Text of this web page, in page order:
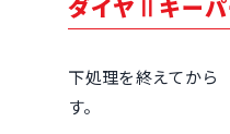
ダイヤⅡキー
下処理を終えてから
す。